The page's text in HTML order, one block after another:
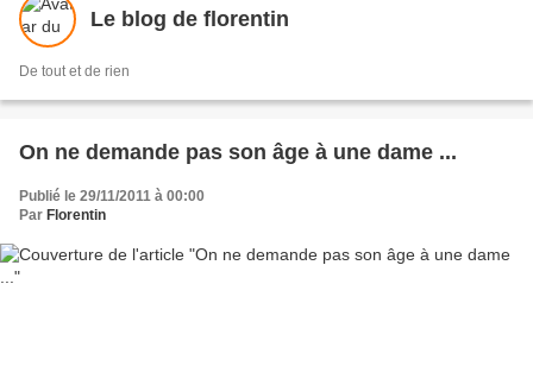
Le blog de florentin
De tout et de rien
On ne demande pas son âge à une dame ...
Publié le 29/11/2011 à 00:00
Par Florentin